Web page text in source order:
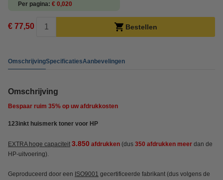
Per pagina € 0,020
€ 77,50 Bestellen
OmschrijvingSpecificatiesAanbevelingen
Omschrijving
Bespaar ruim 35% op uw afdrukkosten
123inkt huismerk toner voor HP
EXTRA hoge capaciteit 3.850 afdrukken (dus 350 afdrukken meer dan de
HP-uitvoering).
Geproduceerd door een ISO9001 gecertificeerde fabrikant (dus volgens de